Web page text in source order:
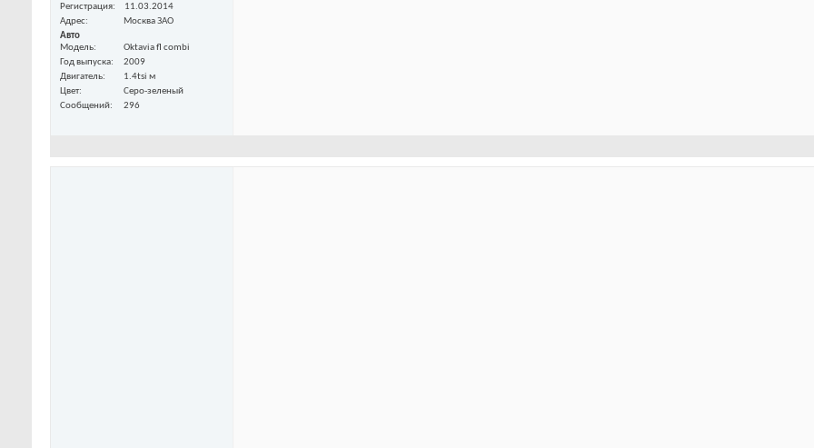
Регистрация
11.03.2014
Адрес
Москва ЗАО
Авто
Модель
Oktavia fl combi
Год выпуска
2009
Двигатель
1.4tsi м
Цвет
Серо-зеленый
Сообщений
296